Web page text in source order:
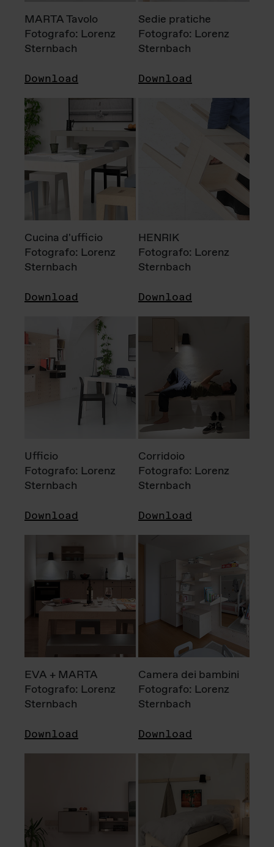
MARTA Tavolo
Fotografo: Lorenz
Sternbach
Download
Sedie pratiche
Fotografo: Lorenz
Sternbach
Download
Cucina d'ufficio
Fotografo: Lorenz
Sternbach
Download
HENRIK
Fotografo: Lorenz
Sternbach
Download
Ufficio
Fotografo: Lorenz
Sternbach
Download
Corridoio
Fotografo: Lorenz
Sternbach
Download
EVA + MARTA
Fotografo: Lorenz
Sternbach
Download
Camera dei bambini
Fotografo: Lorenz
Sternbach
Download